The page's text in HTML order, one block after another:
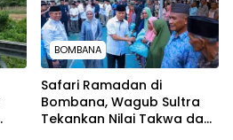
BOMBANA
Safari Ramadan di
Bombana, Wagub Sultra
Tekankan Nilai Takwa dan